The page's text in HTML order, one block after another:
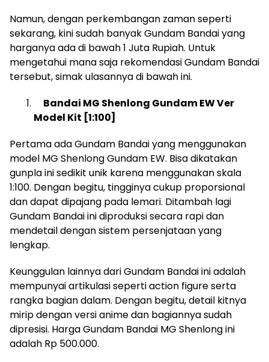
Namun, dengan perkembangan zaman seperti
sekarang, kini sudah banyak Gundam Bandai yang
harganya ada di bawah 1 Juta Rupiah. Untuk
mengetahui mana saja rekomendasi Gundam Bandai
tersebut, simak ulasannya di bawah ini.
Bandai MG Shenlong Gundam EW Ver
Model Kit [1:100]
Pertama ada Gundam Bandai yang menggunakan
model MG Shenlong Gundam EW. Bisa dikatakan
gunpla ini sedikit unik karena menggunakan skala
1:100. Dengan begitu, tingginya cukup proporsional
dan dapat dipajang pada lemari. Ditambah lagi
Gundam Bandai ini diproduksi secara rapi dan
mendetail dengan sistem persenjataan yang
lengkap.
Keunggulan lainnya dari Gundam Bandai ini adalah
mempunyai artikulasi seperti action figure serta
rangka bagian dalam. Dengan begitu, detail kitnya
mirip dengan versi anime dan bagiannya sudah
dipresisi. Harga Gundam Bandai MG Shenlong ini
adalah Rp 500.000.